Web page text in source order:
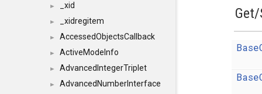
► _xid
► _xidregitem
► AccessedObjectsCallback
► ActiveModeInfo
► AdvancedIntegerTriplet
► AdvancedNumberInterface